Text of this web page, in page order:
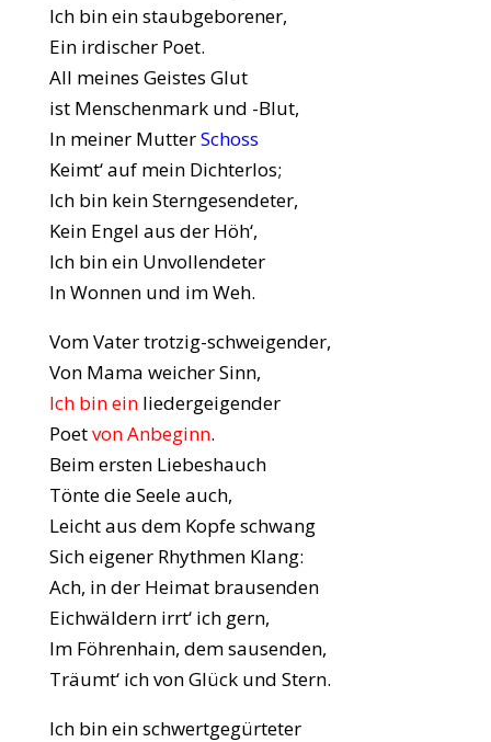
Ich bin ein staubgeborener,
Ein irdischer Poet.
All meines Geistes Glut
ist Menschenmark und -Blut,
In meiner MutterSchoss
Keimt‘ auf mein Dichterlos;
Ich bin kein Sterngesendeter,
Kein Engel aus der Höh‘,
Ich bin ein Unvollendeter
In Wonnen und im Weh.
Vom Vater trotzig-schweigender,
Von Mama weicher Sinn,
Ich bin einliedergeigender
Poetvon Anbeginn.
Beim ersten Liebeshauch
Tönte die Seele auch,
Leicht aus dem Kopfe schwang
Sich eigener Rhythmen Klang:
Ach, in der Heimat brausenden
Eichwäldern irrt‘ ich gern,
Im Föhrenhain, dem sausenden,
Träumt‘ ich von Glück und Stern.
Ich bin ein schwertgegürteter